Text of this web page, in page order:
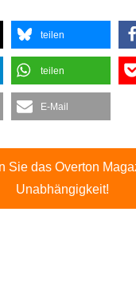
teilen
teilen
E-Mail
Sie das Overton
Unabhängigkeit!